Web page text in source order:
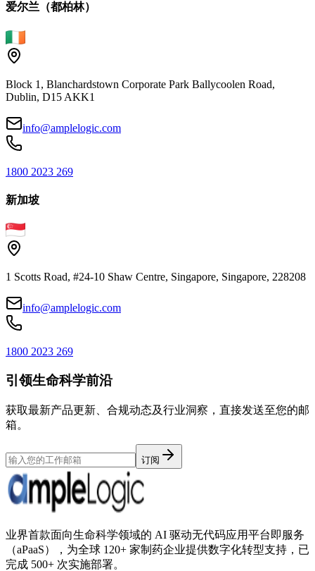
爱尔兰（都柏林）
Block 1, Blanchardstown Corporate Park Ballycoolen Road,
Dublin, D15 AKK1
info@amplelogic.com
1800 2023 269
新加坡
1 Scotts Road, #24-10 Shaw Centre, Singapore, Singapore, 228208
info@amplelogic.com
1800 2023 269
引领生命科学前沿
获取最新产品更新、合规动态及行业洞察，直接发送至您的邮
箱。
订阅
业界首款面向生命科学领域的 AI 驱动无代码应用平台即服务
（aPaaS），为全球 120+ 家制药企业提供数字化转型支持，已
完成 500+ 次实施部署。